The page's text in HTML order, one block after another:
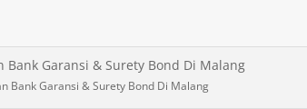
Bank Garansi & Surety Bond Di Malang